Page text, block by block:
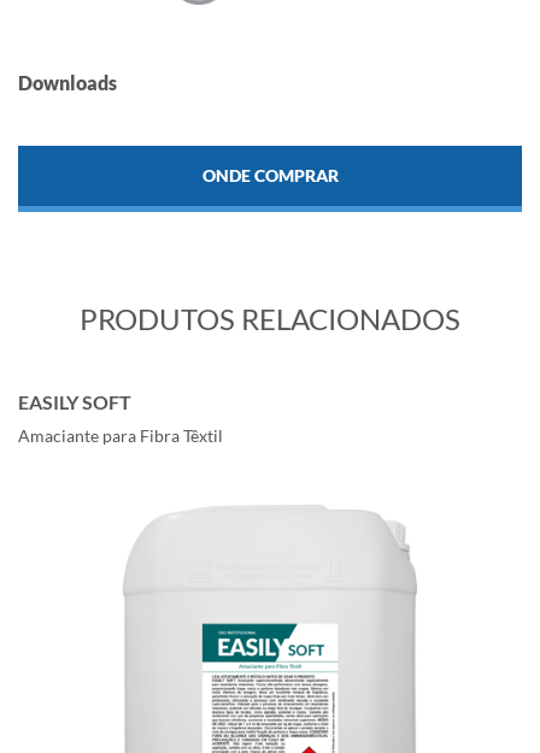
Downloads
ONDE COMPRAR
PRODUTOS RELACIONADOS
EASILY SOFT
Amaciante para Fibra Têxtil